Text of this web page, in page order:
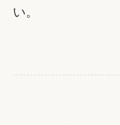
い。